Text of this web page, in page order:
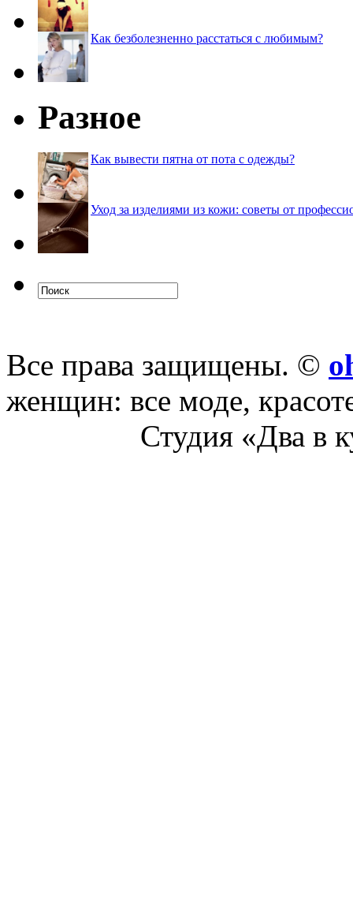
Как безболезненно расстаться с любимым?
Разное
Как вывести пятна от пота с одежды?
Уход за изделиями из кожи: советы от
Все права защищены. ©
женщин: все моде,
Студия «Два в